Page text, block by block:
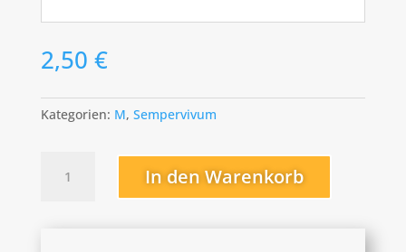
2,50 €
Kategorien: M, Sempervivum
Menge
In den Warenkorb